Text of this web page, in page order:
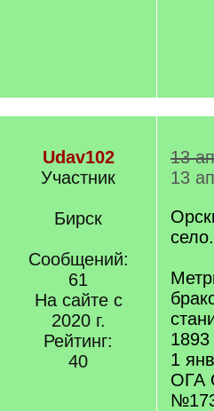
Udav102
Участник
Бирск
Сообщений:
61
На сайте с
2020 г.
Рейтинг:
40
13
13
1893
1
ОГА